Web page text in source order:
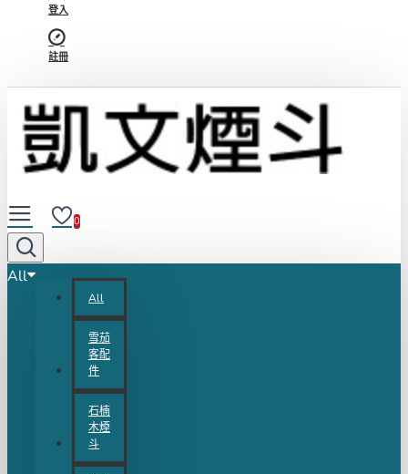
登入
註冊
0
All
All
雪茄
客配
件
石楠
木煙
斗